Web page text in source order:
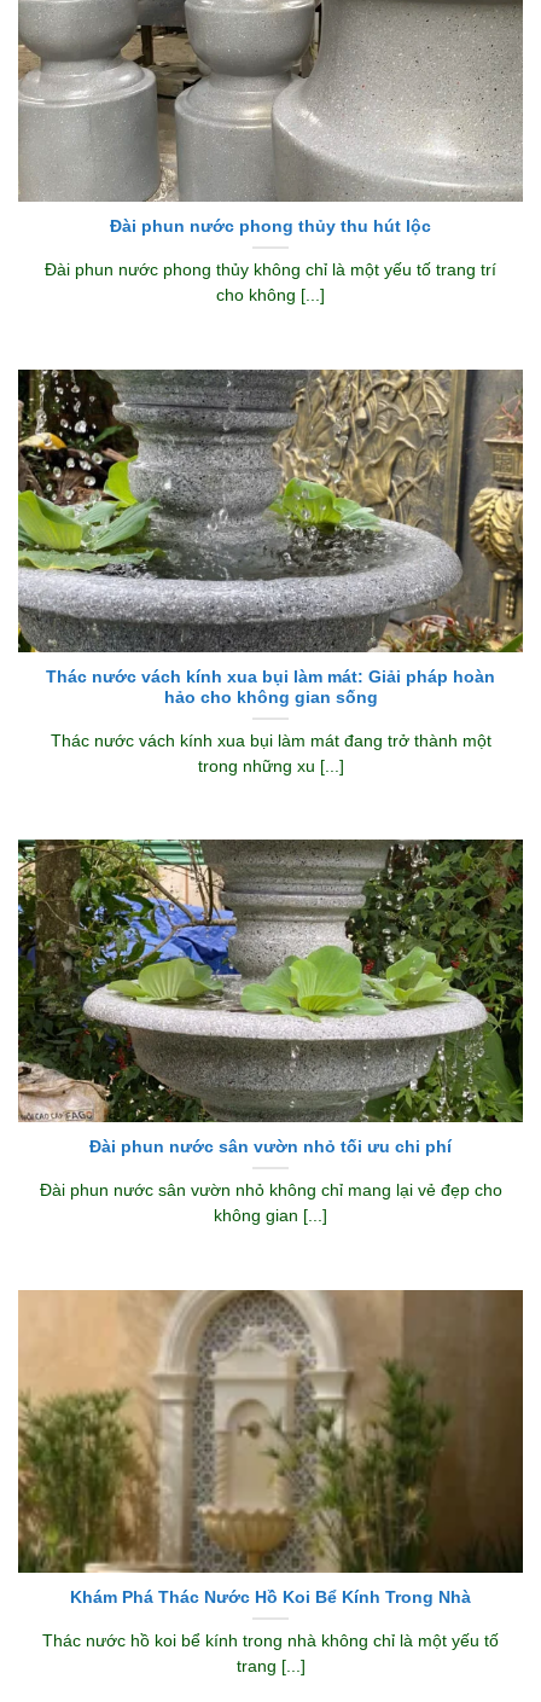
Đài phun nước phong thủy thu hút lộc
Đài phun nước phong thủy không chỉ là một yếu tố trang trí
cho không [...]
Thác nước vách kính xua bụi làm mát: Giải pháp hoàn
hảo cho không gian sống
Thác nước vách kính xua bụi làm mát đang trở thành một
trong những xu [...]
Đài phun nước sân vườn nhỏ tối ưu chi phí
Đài phun nước sân vườn nhỏ không chỉ mang lại vẻ đẹp cho
không gian [...]
Khám Phá Thác Nước Hồ Koi Bể Kính Trong Nhà
Thác nước hồ koi bể kính trong nhà không chỉ là một yếu tố
trang [...]